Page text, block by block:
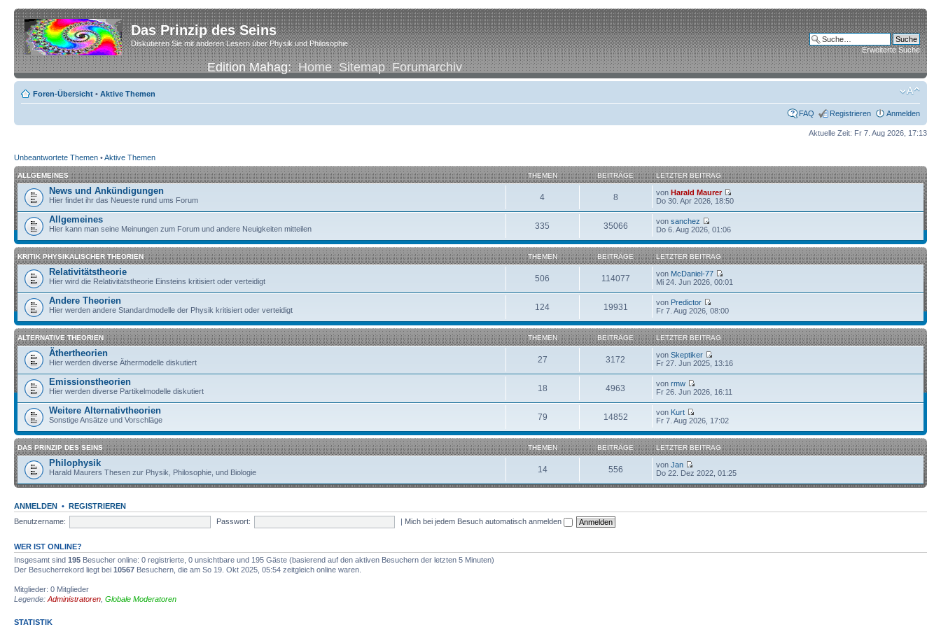
Das Prinzip des Seins
Diskutieren Sie mit anderen Lesern über Physik und Philosophie
Edition Mahag:Home Sitemap Forumarchiv
Erweiterte Suche
Foren-Übersicht • Aktive Themen
FAQ Registrieren Anmelden
Aktuelle Zeit: Fr 7. Aug 2026, 17:13
Unbeantwortete Themen •Aktive Themen
ALLGEMEINES THEMEN BEITRÄGE LETZTER BEITRAG
News und Ankündigungen
Hier findet ihr das Neueste rund ums Forum 4 8 vonHarald Maurer
Do 30. Apr 2026, 18:50
Allgemeines
Hier kann man seine Meinungen zum Forum und andere Neuigkeiten mitteilen 335 35066 vonsanchez
Do 6. Aug 2026, 01:06
KRITIK PHYSIKALISCHER THEORIEN THEMEN BEITRÄGE LETZTER BEITRAG
Relativitätstheorie
Hier wird die Relativitätstheorie Einsteins kritisiert oder verteidigt 506 114077 von McDaniel-77
Mi 24. Jun 2026, 00:01
Andere Theorien
Hier werden andere Standardmodelle der Physik kritisiert oder verteidigt 124 19931 von Predictor
Fr 7. Aug 2026, 08:00
ALTERNATIVE THEORIEN THEMEN BEITRÄGE LETZTER BEITRAG
Äthertheorien
Hier werden diverse Äthermodelle diskutiert 27 3172 vonSkeptiker
Fr 27. Jun 2025, 13:16
Emissionstheorien
Hier werden diverse Partikelmodelle diskutiert 18 4963 vonrmw
Fr 26. Jun 2026, 16:11
Weitere Alternativtheorien
Sonstige Ansätze und Vorschläge 79 14852 von Kurt
Fr 7. Aug 2026, 17:02
DAS PRINZIP DES SEINS THEMEN BEITRÄGE LETZTER BEITRAG
Philophysik
Harald Maurers Thesen zur Physik, Philosophie, und Biologie 14 556 vonJan
Do 22. Dez 2022, 01:25
ANMELDEN • REGISTRIEREN
Benutzername:
Passwort: | Mich bei jedem Besuch automatisch anmelden
WER IST ONLINE?
Insgesamt sind 195 Besucher online: 0 registrierte, 0 unsichtbare und 195 Gäste (basierend auf den aktiven Besuchern der letzten 5 Minuten)
Der Besucherrekord liegt bei 10567 Besuchern, die am So 19. Okt 2025, 05:54 zeitgleich online waren.
Mitglieder: 0 Mitglieder
Legende: Administratoren Globale Moderatoren
STATISTIK